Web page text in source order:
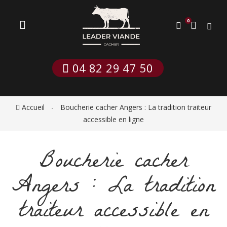
0
04 82 29 47 50
Accueil
Boucherie cacher Angers : La tradition traiteur
accessible en ligne
Boucherie cacher
Angers : La tradition
traiteur accessible en